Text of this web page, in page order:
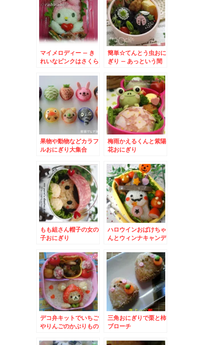
マイメロディー – き
れいなピンクはさくら
簡単☆てんとう虫おに
ぎり – あっという間
果物や動物などカラフ
ルおにぎり大集合
梅雨かえるくんと紫陽
花おにぎり
もも組さん帽子の女の
子おにぎり
ハロウインおばけちゃ
んとウィンナキャンデ
デコ弁キットでいちご
やりんごのかぶりもの
三角おにぎりで栗と柿
ブローチ